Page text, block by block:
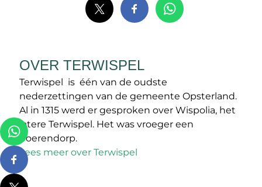
OVER TERWISPEL
Terwispel is één van de oudste
nederzettingen van de gemeente Opsterland.
Al in 1315 werd er gesproken over Wispolia, het
latere Terwispel. Het was vroeger een
boerendorp.
Lees meer over Terwispel